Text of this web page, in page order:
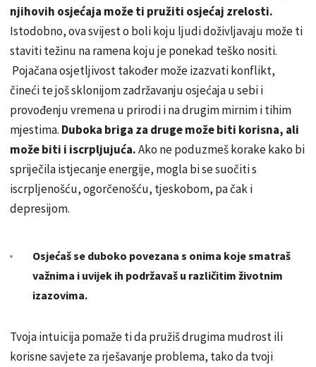
njihovih osjećaja može ti pružiti osjećaj zrelosti.
Istodobno, ova svijest o boli koju ljudi doživljavaju može ti
staviti težinu na ramena koju je ponekad teško nositi.
Pojačana osjetljivost također može izazvati konflikt,
čineći te još sklonijom zadržavanju osjećaja u sebi i
provođenju vremena u prirodi i na drugim mirnim i tihim
mjestima. Duboka briga za druge može biti korisna, ali
može biti i iscrpljujuća.Ako ne poduzmeš korake kako bi
spriječila istjecanje energije, mogla bi se suočiti s
iscrpljenošću, ogorčenošću, tjeskobom, pa čak i
depresijom.
Osjećaš se duboko povezana s onima koje smatraš
važnima i uvijek ih podržavaš u različitim životnim
izazovima.
Tvoja intuicija pomaže ti da pružiš drugima mudrost ili
korisne savjete za rješavanje problema, tako da tvoji